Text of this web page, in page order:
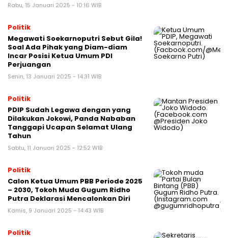
Rabu, 15 Januari 2025 - 10:16 WIB
Politik
Megawati Soekarnoputri Sebut Gila!
Soal Ada Pihak yang Diam-diam
Incar Posisi Ketua Umum PDI
Perjuangan
Senin, 13 Januari 2025 - 14:31 WIB
Politik
PDIP Sudah Legawa dengan yang
Dilakukan Jokowi, Panda Nababan
Tanggapi Ucapan Selamat Ulang
Tahun
Sabtu, 11 Januari 2025 - 12:52 WIB
Politik
Calon Ketua Umum PBB Periode 2025
– 2030, Tokoh Muda Gugum Ridho
Putra Deklarasi Mencalonkan Diri
Kamis, 9 Januari 2025 - 14:43 WIB
Politik